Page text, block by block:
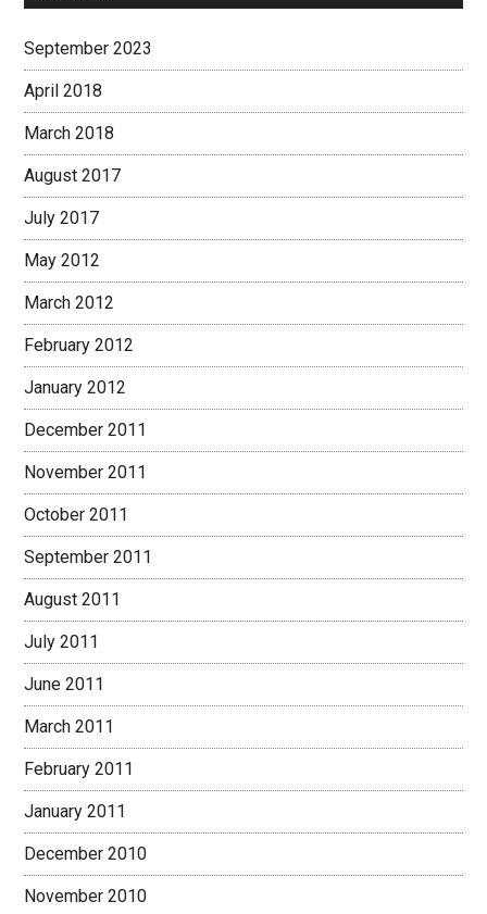
September 2023
April 2018
March 2018
August 2017
July 2017
May 2012
March 2012
February 2012
January 2012
December 2011
November 2011
October 2011
September 2011
August 2011
July 2011
June 2011
March 2011
February 2011
January 2011
December 2010
November 2010